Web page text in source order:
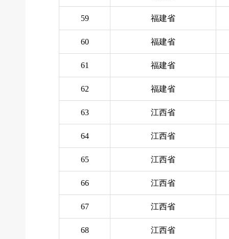
59 福建省
60 福建省
61 福建省
62 福建省
63 江西省
64 江西省
65 江西省
66 江西省
67 江西省
68 江西省